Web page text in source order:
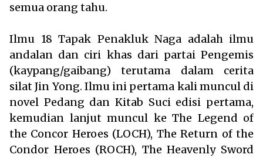
semua orang tahu.
Ilmu 18 Tapak Penakluk Naga adalah ilmu
andalan dan ciri khas dari partai Pengemis
(kaypang/gaibang) terutama dalam cerita
silat Jin Yong. Ilmu ini pertama kali muncul di
novel Pedang dan Kitab Suci edisi pertama,
kemudian lanjut muncul ke The Legend of
the Concor Heroes (LOCH), The Return of the
Condor Heroes (ROCH), The Heavenly Sword